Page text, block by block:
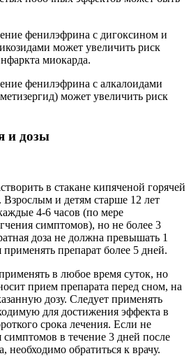
фенилэфрина с дигоксином и
может увеличить риск
миокарда.
фенилэфрина с алкалоидами
может увеличить риск
и дозы
в стакане кипяченой горячей
и детям старше 12 лет
4-6 часов (по мере
симптомов), но не более 3
доза не должна превышать 1
применять препарат более 5 дней.
в любое время суток, но
прием препарата перед сном, на
дозу. Следует применять
для достижения эффекта в
срока лечения. Если не
симптомов в течение 3 дней после
необходимо обратиться к врачу.